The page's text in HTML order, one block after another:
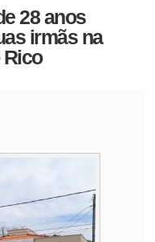
28 anos
irmãs na
Rico